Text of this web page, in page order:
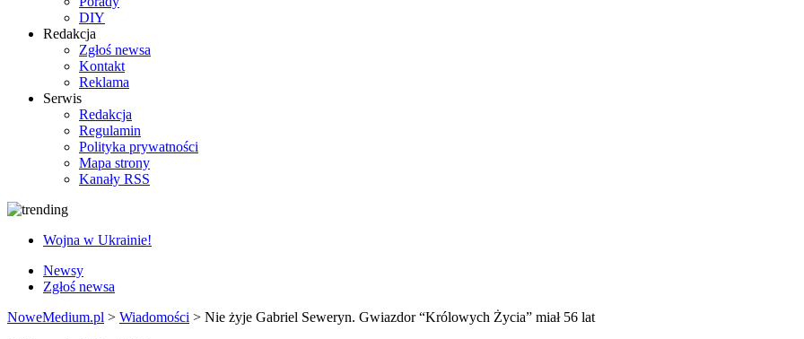
DIY
Redakcja
Zgłoś newsa
Kontakt
Reklama
Serwis
Redakcja
Regulamin
Polityka prywatności
Mapa strony
Kanały RSS
Wojna w Ukrainie!
Newsy
Zgłoś newsa
NoweMedium.pl > Wiadomości > Nie żyje Gabriel Seweryn. Gwiazdor “Królowych Życia” miał 56 lat